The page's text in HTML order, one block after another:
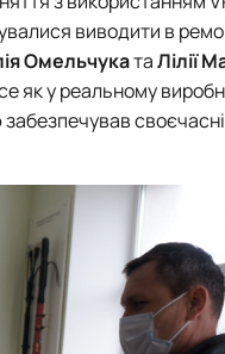
виводити в
ОмельчукатаЛілії
як у реальному
забезпечував